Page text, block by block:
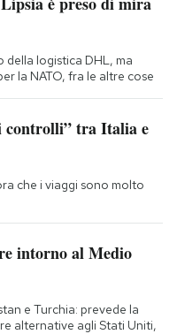
della logistica DHL, ma
la NATO, fra le altre cose
controlli” tra Italia e
che i viaggi sono molto
intorno al Medio
e Turchia: prevede la
alternative agli Stati Uniti,